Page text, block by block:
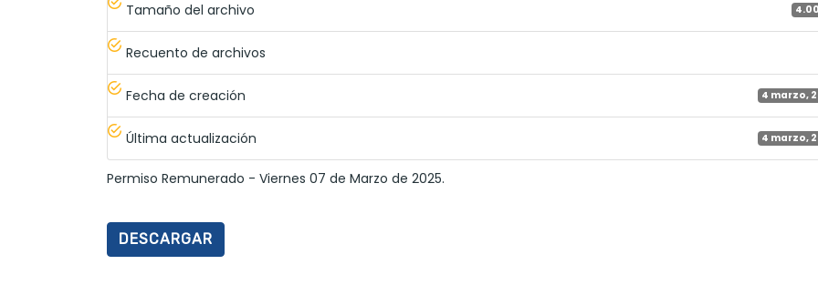
Tamaño del archivo
Recuento de archivos
Fecha de creación 4 marzo,
Última actualización 4 marzo,
Permiso Remunerado - Viernes 07 de Marzo de 2025.
DESCARGAR